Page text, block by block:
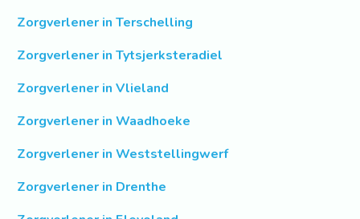
Zorgverlener in Terschelling
Zorgverlener in Tytsjerksteradiel
Zorgverlener in Vlieland
Zorgverlener in Waadhoeke
Zorgverlener in Weststellingwerf
Zorgverlener in Drenthe